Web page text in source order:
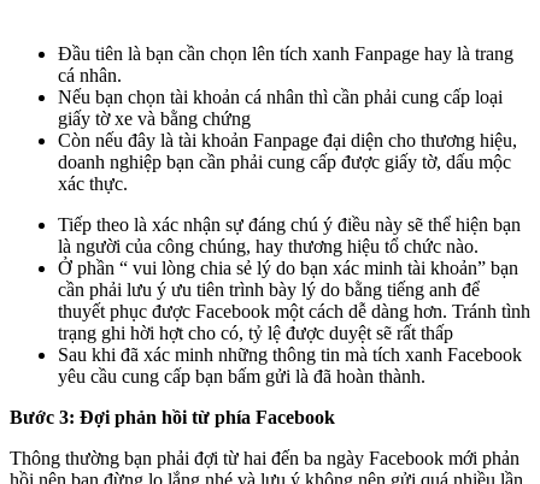
Đầu tiên là bạn cần chọn lên tích xanh Fanpage hay là trang
cá nhân.
Nếu bạn chọn tài khoản cá nhân thì cần phải cung cấp loại
giấy tờ xe và bằng chứng
Còn nếu đây là tài khoản Fanpage đại diện cho thương hiệu,
doanh nghiệp bạn cần phải cung cấp được giấy tờ, dấu mộc
xác thực.
Tiếp theo là xác nhận sự đáng chú ý điều này sẽ thể hiện bạn
là người của công chúng, hay thương hiệu tổ chức nào.
Ở phần “ vui lòng chia sẻ lý do bạn xác minh tài khoản” bạn
cần phải lưu ý ưu tiên trình bày lý do bằng tiếng anh để
thuyết phục được Facebook một cách dễ dàng hơn. Tránh tình
trạng ghi hời hợt cho có, tỷ lệ được duyệt sẽ rất thấp
Sau khi đã xác minh những thông tin mà tích xanh Facebook
yêu cầu cung cấp bạn bấm gửi là đã hoàn thành.
Bước 3: Đợi phản hồi từ phía Facebook
Thông thường bạn phải đợi từ hai đến ba ngày Facebook mới phản